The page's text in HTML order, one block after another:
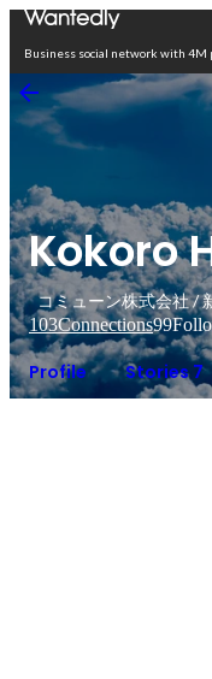
Business social network with 4M
Kokoro
コミューン株式会社 /
103Connections99
Profile Stories 7